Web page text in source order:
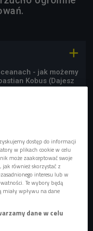

- jak możemy
Kobus (Dajesz
dostęp do informacji
w plikach cookie w celu
może zaakceptować swoje
również skorzystać z
interesu lub w
Te wybory będą
miały wpływu na dane
dane w celu